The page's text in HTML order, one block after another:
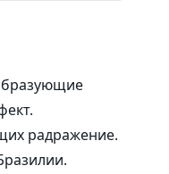
Тачки
радражение.